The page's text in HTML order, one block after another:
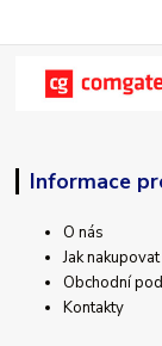
Informace
O nás
Jak nakupovat
Obchodní
Kontakty